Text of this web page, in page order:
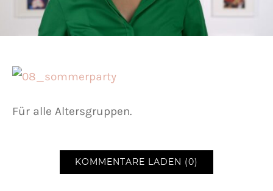
Für alle Altersgruppen.
KOMMENTARE LADEN (0)